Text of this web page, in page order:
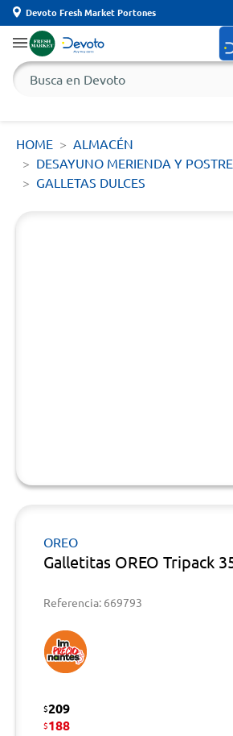
Devoto Fresh Market Portones
HOME
ALMACÉN
DESAYUNO MERIENDA Y
GALLETAS DULCES
OREO
Galletitas OREO Tripack
Referencia: 669793
$209
$188